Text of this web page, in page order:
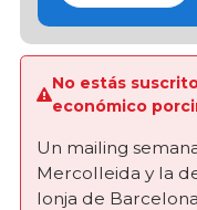
No estás
económico
Un mailing
Mercolleida y la
lonja de